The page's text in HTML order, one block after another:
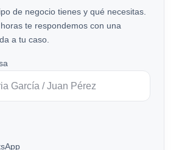
de negocio tienes y qué necesitas.
te respondemos con una
a tu caso.